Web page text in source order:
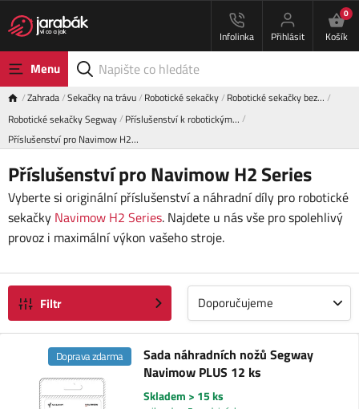
Infolinka Přihlásit
0
Košík
Menu
Zahrada Sekačky na trávu Robotické sekačky Robotické sekačky bez…
Robotické sekačky Segway Příslušenství k robotickým…
Příslušenství pro Navimow H2…
Příslušenství pro Navimow H2 Series
Vyberte si originální příslušenství a náhradní díly pro robotické
sekačky Navimow H2 Series. Najdete u nás vše pro spolehlivý
provoz i maximální výkon vašeho stroje.
Filtr Doporučujeme
Sada náhradních nožů Segway
Navimow PLUS 12 ks
Doprava zdarma
Skladem > 15 ks